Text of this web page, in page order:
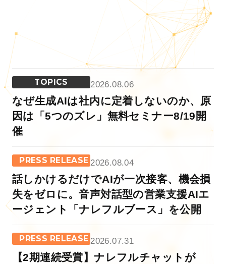
TOPICS 2026.08.06
なぜ生成AIは社内に定着しないのか、原
因は「5つのズレ」無料セミナー8/19開
催
PRESS RELEASE 2026.08.04
話しかけるだけでAIが一次接客、機会損
失をゼロに。音声対話型の営業支援AIエ
ージェント「ナレフルブース」を公開
PRESS RELEASE 2026.07.31
【2期連続受賞】ナレフルチャットが